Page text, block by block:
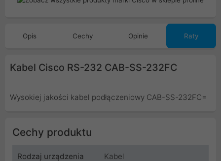
Opis Cechy Opinie Raty
Kabel Cisco RS-232 CAB-SS-232FC
Wysokiej jakości kabel podłączeniowy CAB-SS-232FC=
Cechy produktu
Rodzaj urządzenia Kabel